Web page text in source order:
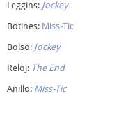
Leggins: Jockey
Botines: Miss-Tic
Bolso: Jockey
Reloj: The End
Anillo: Miss-Tic